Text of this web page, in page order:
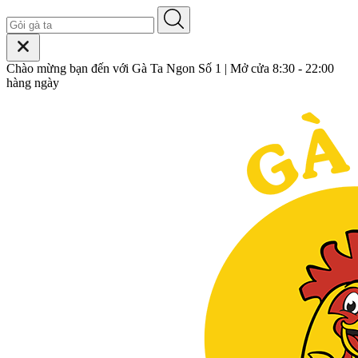
Chào mừng bạn đến với Gà Ta Ngon Số 1 | Mở cửa 8:30 - 22:00
hàng ngày